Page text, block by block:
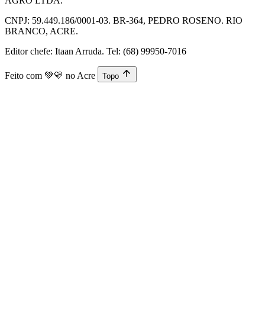
CNPJ: 59.449.186/0001-03. BR-364, PEDRO ROSENO. RIO
BRANCO, ACRE.
Editor chefe: Itaan Arruda. Tel: (68) 99950-7016
Feito com 💚💛 no Acre Topo